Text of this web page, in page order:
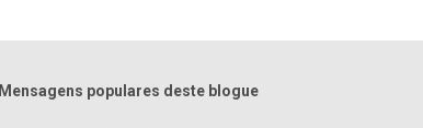
Mensagens populares deste blogue